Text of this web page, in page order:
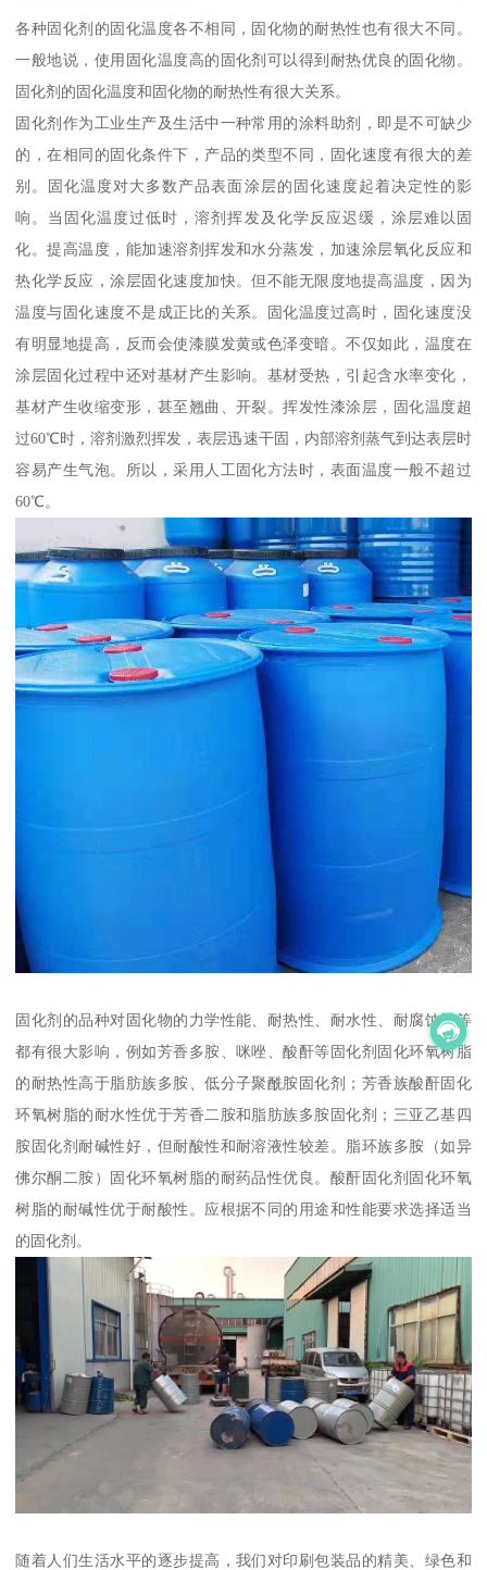
各种固化剂的固化温度各不相同，固化物的耐热性也有很大不同。
一般地说，使用固化温度高的固化剂可以得到耐热优良的固化物。
固化剂的固化温度和固化物的耐热性有很大关系。
固化剂作为工业生产及生活中一种常用的涂料助剂，即是不可缺少
的，在相同的固化条件下，产品的类型不同，固化速度有很大的差
别。固化温度对大多数产品表面涂层的固化速度起着决定性的影
响。当固化温度过低时，溶剂挥发及化学反应迟缓，涂层难以固
化。提高温度，能加速溶剂挥发和水分蒸发，加速涂层氧化反应和
热化学反应，涂层固化速度加快。但不能无限度地提高温度，因为
温度与固化速度不是成正比的关系。固化温度过高时，固化速度没
有明显地提高，反而会使漆膜发黄或色泽变暗。不仅如此，温度在
涂层固化过程中还对基材产生影响。基材受热，引起含水率变化，
基材产生收缩变形，甚至翘曲、开裂。挥发性漆涂层，固化温度超
过60℃时，溶剂激烈挥发，表层迅速干固，内部溶剂蒸气到达表层时
容易产生气泡。所以，采用人工固化方法时，表面温度一般不超过
60℃。
固化剂的品种对固化物的力学性能、耐热性、耐水性、耐腐蚀性等
都有很大影响，例如芳香多胺、咪唑、酸酐等固化剂固化环氧树脂
的耐热性高于脂肪族多胺、低分子聚酰胺固化剂；芳香族酸酐固化
环氧树脂的耐水性优于芳香二胺和脂肪族多胺固化剂；三亚乙基四
胺固化剂耐碱性好，但耐酸性和耐溶液性较差。脂环族多胺（如异
佛尔酮二胺）固化环氧树脂的耐药品性优良。酸酐固化剂固化环氧
树脂的耐碱性优于耐酸性。应根据不同的用途和性能要求选择适当
的固化剂。
随着人们生活水平的逐步提高，我们对印刷包装品的精美、绿色和